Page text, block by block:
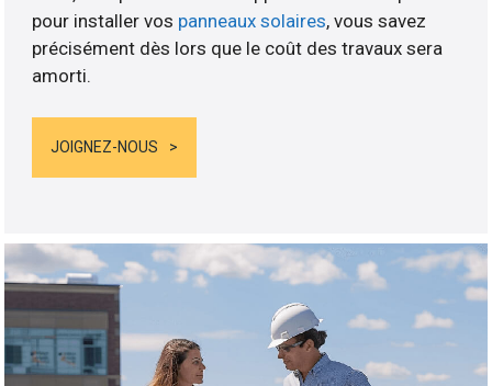
pour installer vos panneaux solaires, vous savez
précisément dès lors que le coût des travaux sera
amorti.
JOIGNEZ-NOUS